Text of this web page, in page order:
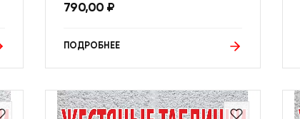
790,00 ₽
ПОДРОБНЕЕ